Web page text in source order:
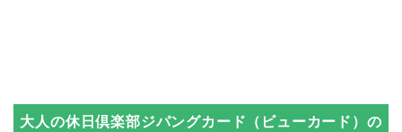
大人の休日倶楽部ジパングカード（ビューカード） の